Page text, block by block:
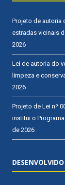
Projeto de autoria
estradas vicinais
2026
Lei de autoria do
limpeza e
2026
Projeto de Lei nº
institui o
de 2026